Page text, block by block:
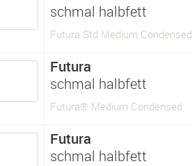
schmal halbfett
Futura Std Medium Condensed
Futura
schmal halbfett
Futura® Medium Condensed
Futura
schmal halbfett